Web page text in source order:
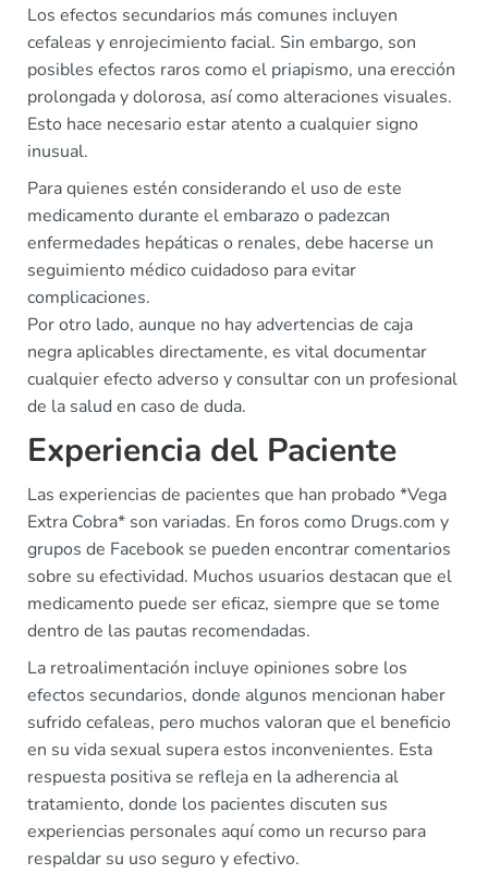
Los efectos secundarios más comunes incluyen
cefaleas y enrojecimiento facial. Sin embargo, son
posibles efectos raros como el priapismo, una erección
prolongada y dolorosa, así como alteraciones visuales.
Esto hace necesario estar atento a cualquier signo
inusual.
Para quienes estén considerando el uso de este
medicamento durante el embarazo o padezcan
enfermedades hepáticas o renales, debe hacerse un
seguimiento médico cuidadoso para evitar
complicaciones.
Por otro lado, aunque no hay advertencias de caja
negra aplicables directamente, es vital documentar
cualquier efecto adverso y consultar con un profesional
de la salud en caso de duda.
Experiencia del Paciente
Las experiencias de pacientes que han probado *Vega
Extra Cobra* son variadas. En foros como Drugs.com y
grupos de Facebook se pueden encontrar comentarios
sobre su efectividad. Muchos usuarios destacan que el
medicamento puede ser eficaz, siempre que se tome
dentro de las pautas recomendadas.
La retroalimentación incluye opiniones sobre los
efectos secundarios, donde algunos mencionan haber
sufrido cefaleas, pero muchos valoran que el beneficio
en su vida sexual supera estos inconvenientes. Esta
respuesta positiva se refleja en la adherencia al
tratamiento, donde los pacientes discuten sus
experiencias personales aquí como un recurso para
respaldar su uso seguro y efectivo.